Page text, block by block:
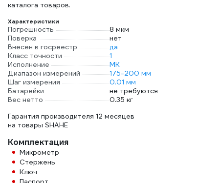
каталога товаров.
Характеристики
Погрешность
8 мкм
Поверка
нет
Внесен в госреестр
да
Класс точности
1
Исполнение
МК
Диапазон измерений
175-200 мм
Шаг измерения
0.01 мм
Батарейки
не требуются
Вес нетто
0.35 кг
Гарантия производителя 12 месяцев
на товары SHAHE
Комплектация
Микрометр
Стержень
Ключ